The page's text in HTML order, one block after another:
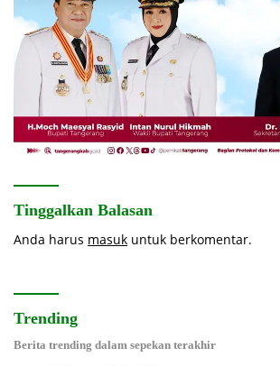
Tinggalkan Balasan
Anda harus masuk untuk berkomentar.
Trending
Berita trending dalam sepekan terakhir